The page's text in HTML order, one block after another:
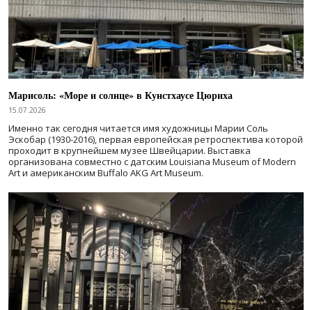
Марисоль: «Море и солнце» в Кунстхаусе Цюриха
15.07.2026
Именно так сегодня читается имя художницы Марии Соль
Эскобар (1930-2016), первая европейская ретроспектива которой
проходит в крупнейшем музее Швейцарии. Выставка
организована совместно с датским Louisiana Museum of Modern
Art и американским Buffalo AKG Art Museum.